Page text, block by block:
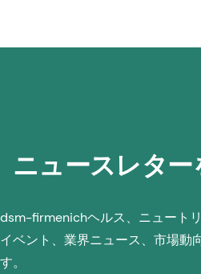
ニュースレター
dsm-firmenichヘルス、ニュート
イベント、業界ニュース、市場動
す。